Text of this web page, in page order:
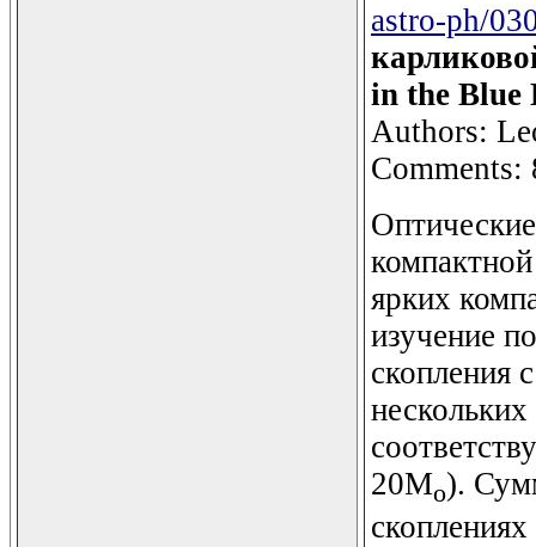
astro-ph/
in the Blue
Authors:
Comments:
ярких
изучение
скопления
20Mo).